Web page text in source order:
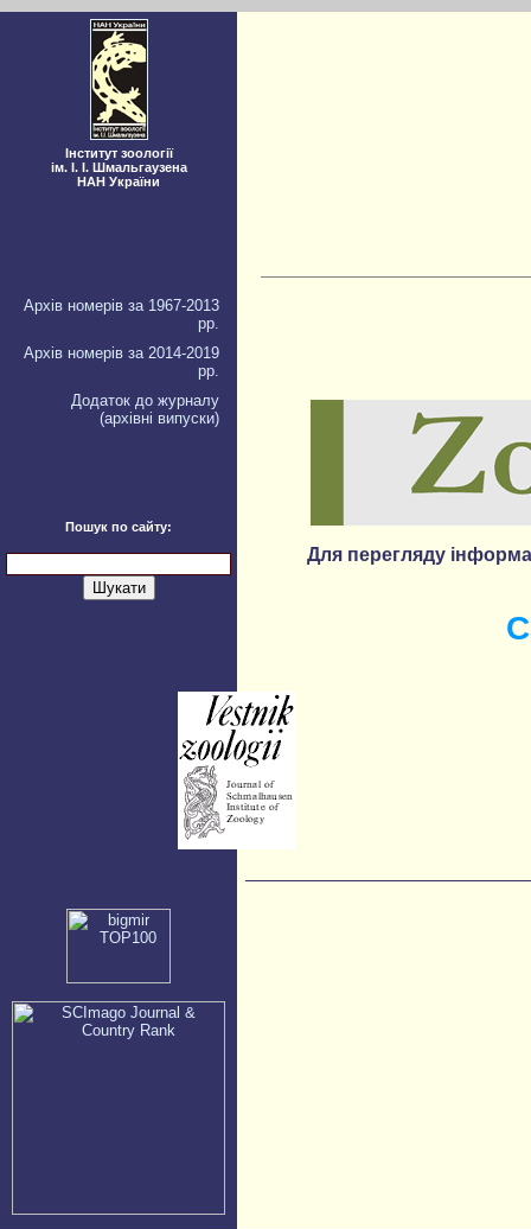
Інститут зоології
ім. І. І. Шмальгаузена
НАН України
Архів номерів за 1967-2013
рр.
Архів номерів за 2014-2019
рр.
Додаток до журналу
(архівні випуски)
Пошук по сайту:
Для перегляду